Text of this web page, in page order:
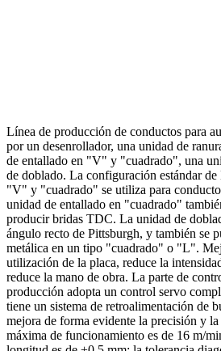
Línea de producción de conductos para
por un desenrollador, una unidad de
de entallado en "V" y "cuadrado", una
de doblado. La configuración estándar de
"V" y "cuadrado" se utiliza para
unidad de entallado en "cuadrado"
producir bridas TDC. La unidad de
ángulo recto de Pittsburgh, y también se
metálica en un tipo "cuadrado" o "L".
utilización de la placa, reduce la
reduce la mano de obra. La parte de
producción adopta un control servo
tiene un sistema de retroalimentación de
mejora de forma evidente la precisión y
máxima de funcionamiento es de 16 m/